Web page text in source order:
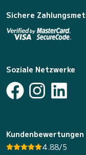
Sichere
Soziale Netzwerke
Kundenbewertungen
4.88/5